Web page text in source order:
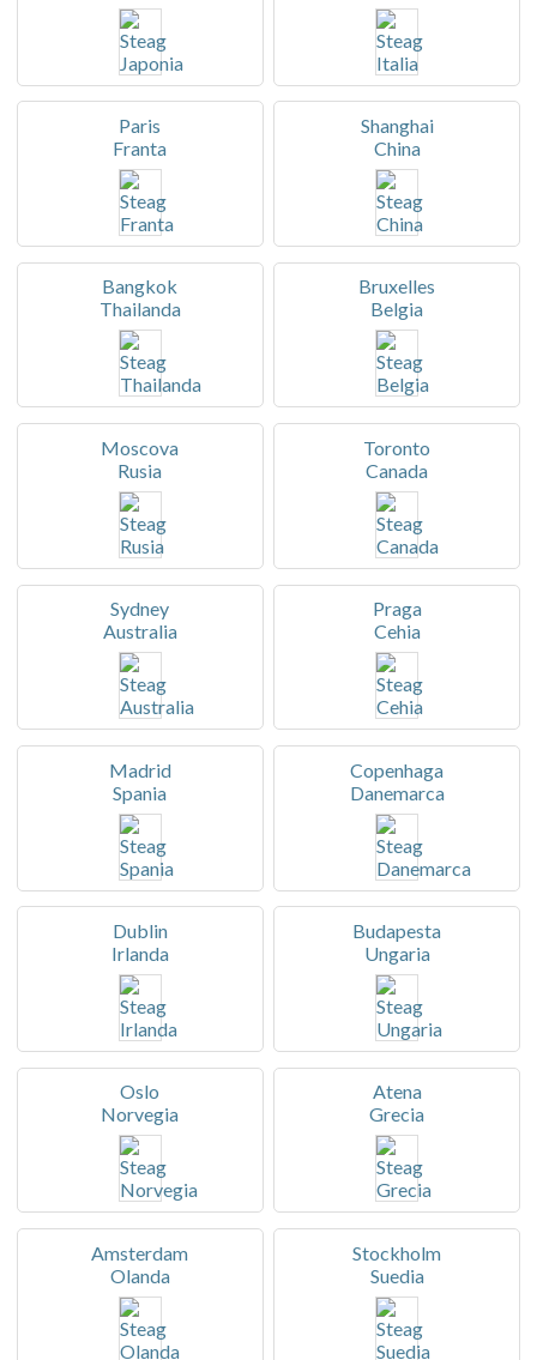
Paris
Franta
Shanghai
China
Bangkok
Thailanda
Bruxelles
Belgia
Moscova
Rusia
Toronto
Canada
Sydney
Australia
Praga
Cehia
Madrid
Spania
Copenhaga
Danemarca
Dublin
Irlanda
Budapesta
Ungaria
Oslo
Norvegia
Atena
Grecia
Amsterdam
Olanda
Stockholm
Suedia